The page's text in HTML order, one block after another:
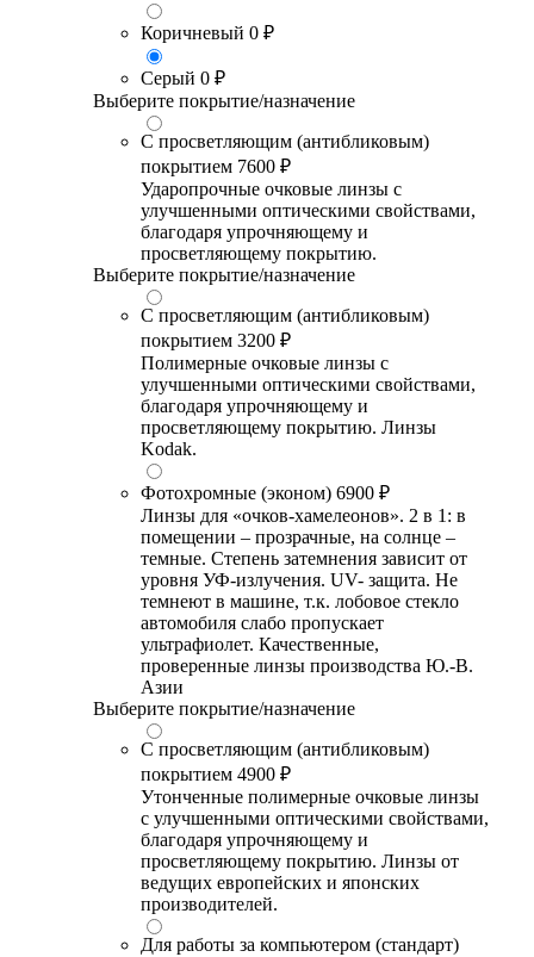
Коричневый 0 ₽
Серый 0 ₽
Выберите покрытие/назначение
С просветляющим (антибликовым)
покрытием 7600 ₽
Ударопрочные очковые линзы с
улучшенными оптическими свойствами,
благодаря упрочняющему и
просветляющему покрытию.
Выберите покрытие/назначение
С просветляющим (антибликовым)
покрытием 3200 ₽
Полимерные очковые линзы с
улучшенными оптическими свойствами,
благодаря упрочняющему и
просветляющему покрытию. Линзы
Kodak.
Фотохромные (эконом) 6900 ₽
Линзы для «очков-хамелеонов». 2 в 1: в
помещении – прозрачные, на солнце –
темные. Степень затемнения зависит от
уровня УФ-излучения. UV- защита. Не
темнеют в машине, т.к. лобовое стекло
автомобиля слабо пропускает
ультрафиолет. Качественные,
проверенные линзы производства Ю.-В.
Азии
Выберите покрытие/назначение
С просветляющим (антибликовым)
покрытием 4900 ₽
Утонченные полимерные очковые линзы
с улучшенными оптическими свойствами,
благодаря упрочняющему и
просветляющему покрытию. Линзы от
ведущих европейских и японских
производителей.
Для работы за компьютером (стандарт)